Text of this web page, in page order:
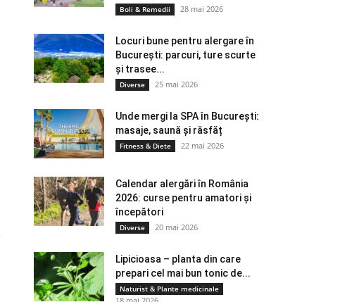
Boli & Remedii 28 mai 2026
Locuri bune pentru alergare în
București: parcuri, ture scurte
și trasee...
Diverse 25 mai 2026
Unde mergi la SPA în București:
masaje, saună și răsfăț
Fitness & Diete 22 mai 2026
Calendar alergări în România
2026: curse pentru amatori și
începători
Diverse 20 mai 2026
Lipicioasa – planta din care
prepari cel mai bun tonic de...
Naturist & Plante medicinale